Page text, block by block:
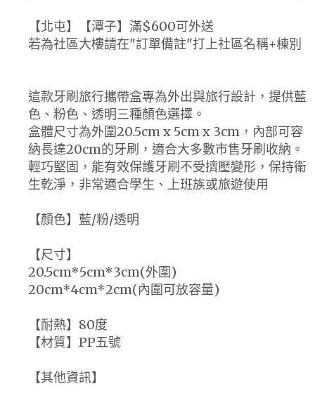
【北屯】【潭子】滿$600可外送
若為社區大樓請在"訂單備註"打上社區名稱+棟別
這款牙刷旅行攜帶盒專為外出與旅行設計，提供藍
色、粉色、透明三種顏色選擇。
盒體尺寸為外圍20.5cm x 5cm x 3cm，內部可容
納長達20cm的牙刷，適合大多數市售牙刷收納。
輕巧堅固，能有效保護牙刷不受擠壓變形，保持衛
生乾淨，非常適合學生、上班族或旅遊使用
【顏色】藍/粉/透明
【尺寸】
20.5cm*5cm*3cm(外圍)
20cm*4cm*2cm(內圍可放容量)
【耐熱】80度
【材質】PP五號
【其他資訊】